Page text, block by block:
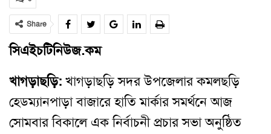
Share
সিএইচটিনিউজ.কম
খাগড়াছড়ি: খাগড়াছড়ি সদর উপজেলার কমলছড়ি
হেডম্যানপাড়া বাজারে হাতি মার্কার সমর্থনে আজ
সোমবার বিকালে এক নির্বাচনী প্রচার সভা অনুষ্ঠিত